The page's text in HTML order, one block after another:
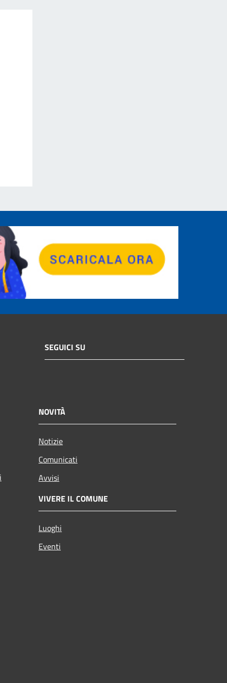
SEGUICI SU
NOVITÀ
Notizie
Comunicati
Avvisi
VIVERE IL COMUNE
Luoghi
Eventi